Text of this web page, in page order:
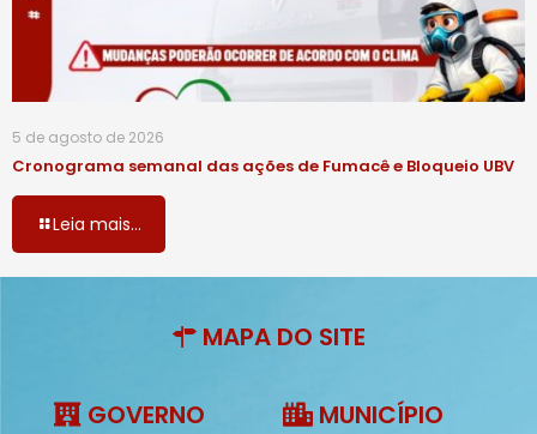
5 de agosto de 2026
Cronograma semanal das ações de Fumacê e Bloqueio UBV
Leia mais...
MAPA DO SITE
GOVERNO MUNICÍPIO